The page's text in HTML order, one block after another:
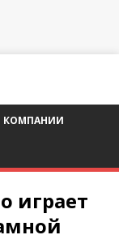
КОМПАНИИ
играет